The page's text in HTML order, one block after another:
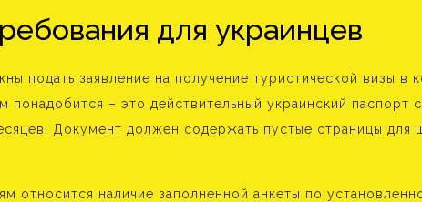
для украинцев
подать заявление на получение туристической визы в
понадобится – это действительный украинский паспорт
Документ должен содержать пустые страницы для
относится наличие заполненной анкеты по